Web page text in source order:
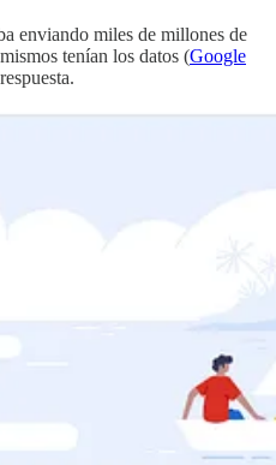
enviando miles de millones de
tenían los datos (Google